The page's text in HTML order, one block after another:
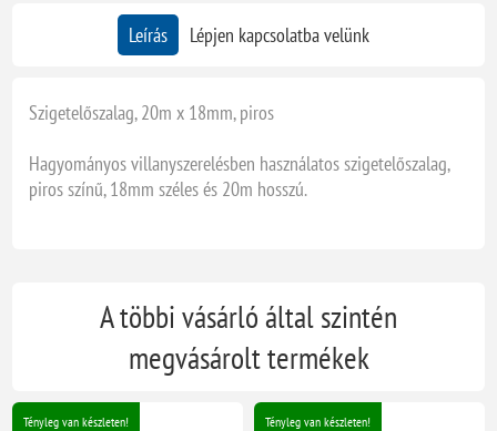
Leírás Lépjen kapcsolatba velünk
Szigetelőszalag, 20m x 18mm, piros
Hagyományos villanyszerelésben használatos szigetelőszalag,
piros színű, 18mm széles és 20m hosszú.
A többi vásárló által szintén
megvásárolt termékek
Tényleg van készleten! Tényleg van készleten!